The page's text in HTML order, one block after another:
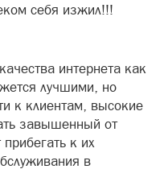
себя изжил!!!
интернета как
лучшими, но
к клиентам, высокие
завышенный от
к их
в